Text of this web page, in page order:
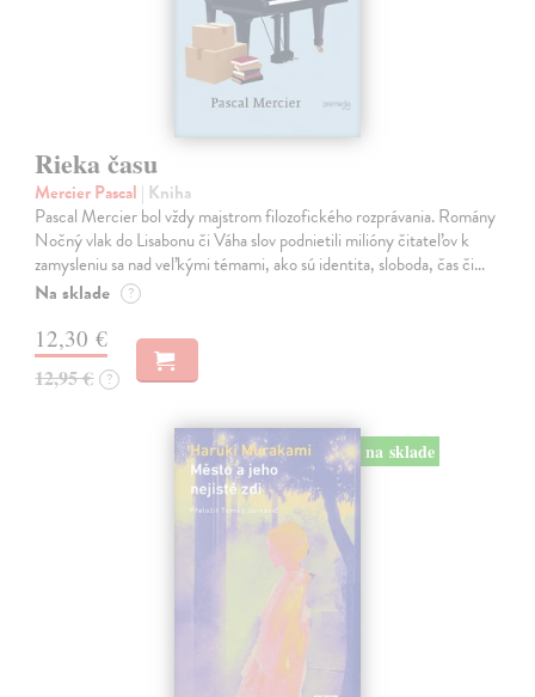
Rieka času
Mercier Pascal | Kniha
Pascal Mercier bol vždy majstrom filozofického rozprávania. Romány
Nočný vlak do Lisabonu či Váha slov podnietili milióny čitateľov k
zamysleniu sa nad veľkými témami, ako sú identita, sloboda, čas či…
Na sklade ?
12,30 €
12,95 € ?
na sklade